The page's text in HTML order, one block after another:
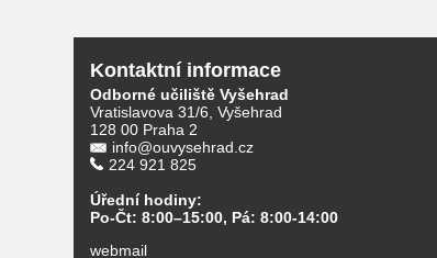
Kontaktní informace
Odborné učiliště Vyšehrad
Vratislavova 31/6, Vyšehrad
128 00 Praha 2
info@ouvysehrad.cz
224 921 825
Úřední hodiny:
Po-Čt: 8:00–15:00, Pá: 8:00-14:00
webmail